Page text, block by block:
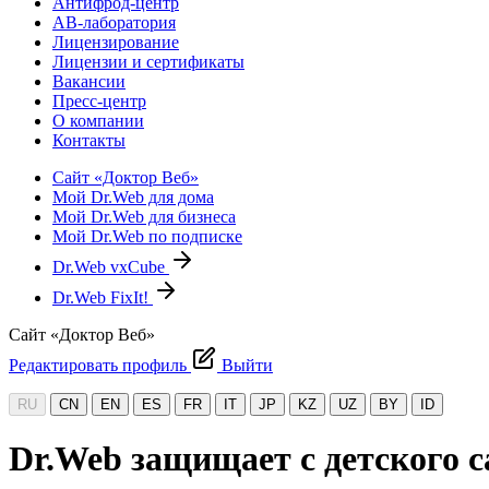
АВ-лаборатория
Лицензирование
Лицензии и сертификаты
Вакансии
Пресс-центр
О компании
Контакты
Сайт «Доктор Веб»
Мой Dr.Web для дома
Мой Dr.Web для бизнеса
Мой Dr.Web по подписке
Dr.Web vxCube
Dr.Web FixIt!
Сайт «Доктор Веб»
Редактировать профиль
Выйти
RU CN EN ES FR IT JP KZ UZ BY ID
Dr.Web защищает с детского